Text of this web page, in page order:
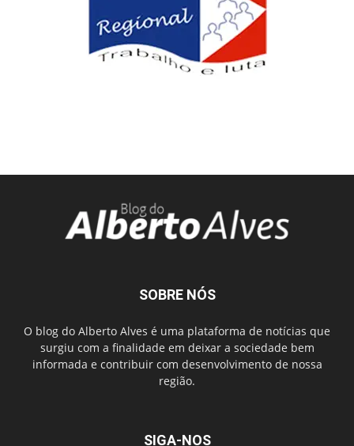
SOBRE NÓS
O blog do Alberto Alves é uma plataforma de notícias que
surgiu com a finalidade em deixar a sociedade bem
informada e contribuir com desenvolvimento de nossa
região.
SIGA-NOS